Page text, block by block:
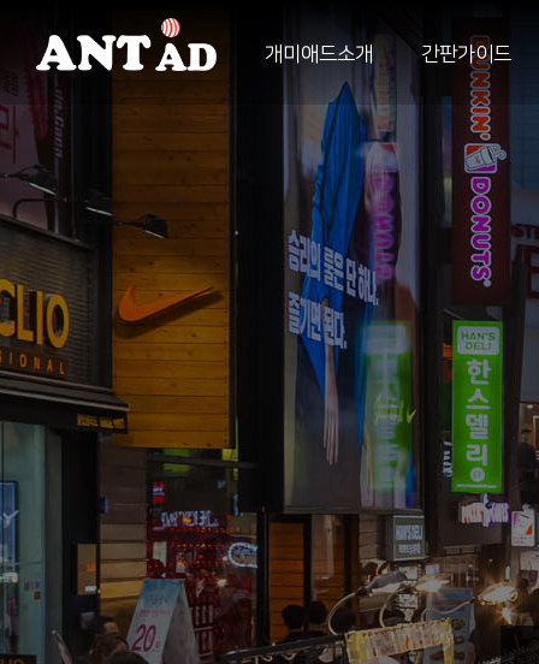
개미애드소개 간판가이드